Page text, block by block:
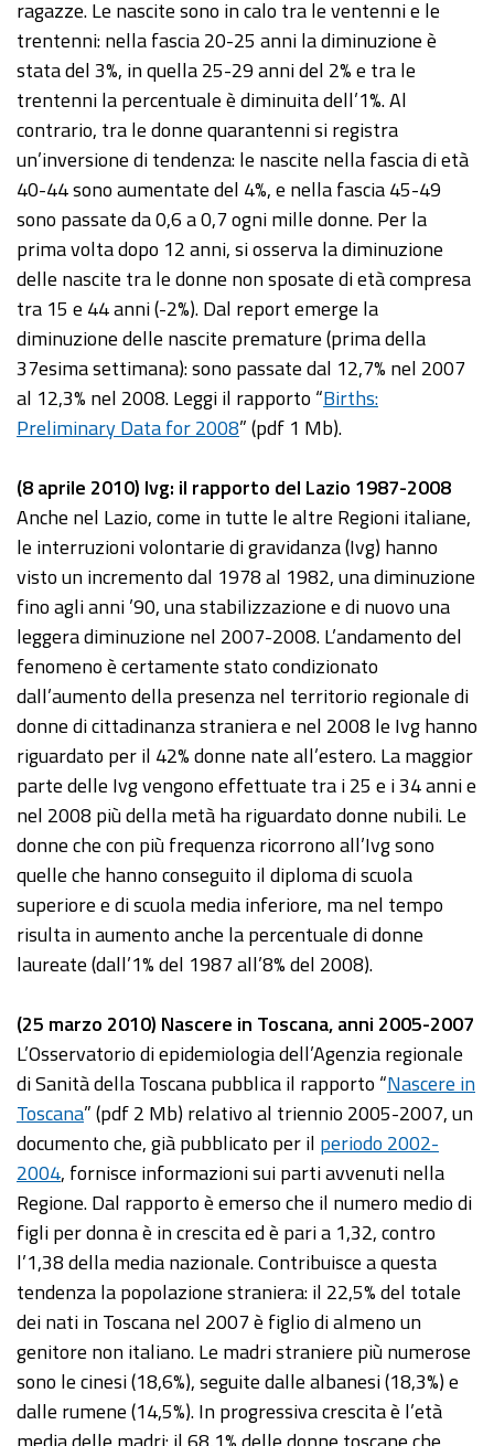
ragazze. Le nascite sono in calo tra le ventenni e le
trentenni: nella fascia 20-25 anni la diminuzione è
stata del 3%, in quella 25-29 anni del 2% e tra le
trentenni la percentuale è diminuita dell’1%. Al
contrario, tra le donne quarantenni si registra
un’inversione di tendenza: le nascite nella fascia di età
40-44 sono aumentate del 4%, e nella fascia 45-49
sono passate da 0,6 a 0,7 ogni mille donne. Per la
prima volta dopo 12 anni, si osserva la diminuzione
delle nascite tra le donne non sposate di età compresa
tra 15 e 44 anni (-2%). Dal report emerge la
diminuzione delle nascite premature (prima della
37esima settimana): sono passate dal 12,7% nel 2007
al 12,3% nel 2008. Leggi il rapporto “Births:
Preliminary Data for 2008” (pdf 1 Mb).
(8 aprile 2010) Ivg: il rapporto del Lazio 1987-2008
Anche nel Lazio, come in tutte le altre Regioni italiane,
le interruzioni volontarie di gravidanza (Ivg) hanno
visto un incremento dal 1978 al 1982, una diminuzione
fino agli anni ’90, una stabilizzazione e di nuovo una
leggera diminuzione nel 2007-2008. L’andamento del
fenomeno è certamente stato condizionato
dall’aumento della presenza nel territorio regionale di
donne di cittadinanza straniera e nel 2008 le Ivg hanno
riguardato per il 42% donne nate all’estero. La maggior
parte delle Ivg vengono effettuate tra i 25 e i 34 anni e
nel 2008 più della metà ha riguardato donne nubili. Le
donne che con più frequenza ricorrono all’Ivg sono
quelle che hanno conseguito il diploma di scuola
superiore e di scuola media inferiore, ma nel tempo
risulta in aumento anche la percentuale di donne
laureate (dall’1% del 1987 all’8% del 2008).
(25 marzo 2010) Nascere in Toscana, anni 2005-2007
L’Osservatorio di epidemiologia dell’Agenzia regionale
di Sanità della Toscana pubblica il rapporto “Nascere in
Toscana” (pdf 2 Mb) relativo al triennio 2005-2007, un
documento che, già pubblicato per il periodo 2002-
2004, fornisce informazioni sui parti avvenuti nella
Regione. Dal rapporto è emerso che il numero medio di
figli per donna è in crescita ed è pari a 1,32, contro
l’1,38 della media nazionale. Contribuisce a questa
tendenza la popolazione straniera: il 22,5% del totale
dei nati in Toscana nel 2007 è figlio di almeno un
genitore non italiano. Le madri straniere più numerose
sono le cinesi (18,6%), seguite dalle albanesi (18,3%) e
dalle rumene (14,5%). In progressiva crescita è l’età